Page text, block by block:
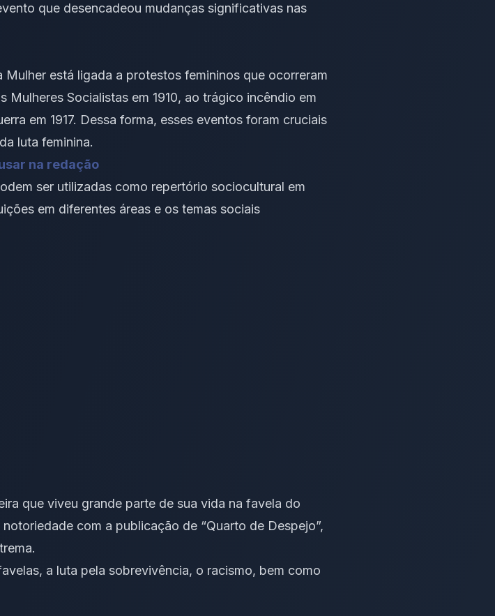
que desencadeou mudanças significativas nas
está ligada a protestos femininos que ocorreram
Socialistas em 1910, ao trágico incêndio em
em 1917. Dessa forma, esses eventos foram cruciais
luta feminina.
na redação
ser utilizadas como repertório sociocultural em
em diferentes áreas e os temas sociais
que viveu grande parte de sua vida na favela do
com a publicação de “Quarto de Despejo”,
a luta pela sobrevivência, o racismo, bem como